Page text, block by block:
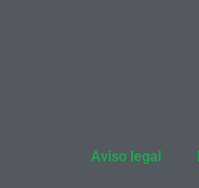
Aviso legal